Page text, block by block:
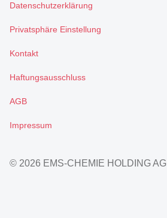
Datenschutzerklärung
Privatsphäre Einstellung
Kontakt
Haftungsausschluss
AGB
Impressum
© 2026 EMS-CHEMIE HOLDING AG